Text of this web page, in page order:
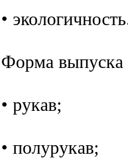
•
Форма выпуска
• рукав;
• полурукав;